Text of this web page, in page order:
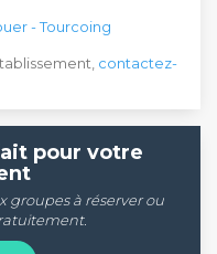
- Tourcoing
contactez-
pour votre
groupes à réserver ou